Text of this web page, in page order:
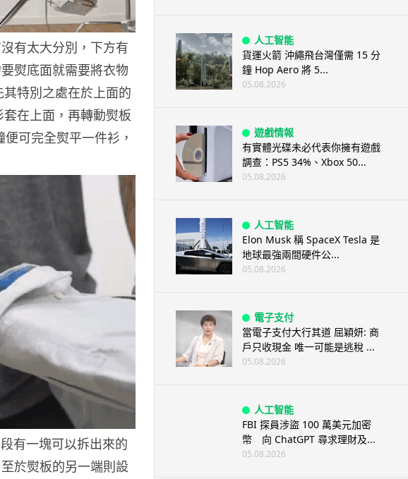
有太大分別，下方有
熨底面就需要將衣物
特別之處在於上面的
在上面，再轉動熨板
可完全熨平一件衫，
有一塊可以拆出來的
於熨板的另一端則設
人工智能
貨運火箭 沖繩飛台灣僅需 15 分
鐘 Hop Aero 將 5...
05.08.2026
遊戲情報
有實體光碟未必代表你擁有遊戲
調查：PS5 34%、Xbox 50...
05.08.2026
人工智能
Elon Musk 稱 SpaceX Tesla 是
地球最強兩間硬件公...
05.08.2026
電子支付
當電子支付大行其道 屈穎妍: 商
戶只收現金 唯一可能是逃稅 ...
05.08.2026
人工智能
FBI 探員涉盜 100 萬美元加密
幣 向 ChatGPT 尋求理財及...
05.08.2026